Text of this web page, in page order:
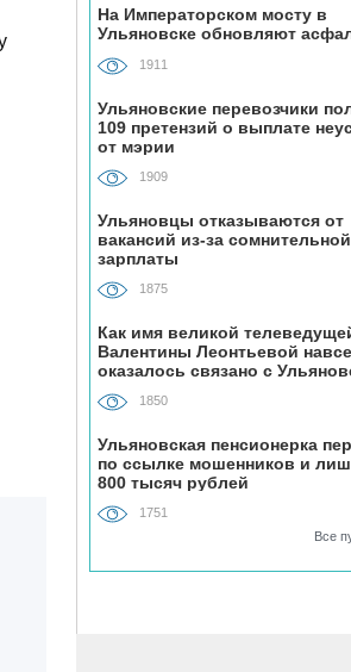
07.08, 19:56
На участке проспекта Гая в
Ульяновске запретили остановку
07.08, 19:30
В «Молодёжном» парке
площадку
07.08, 18:43
благоустраивают место
захоронения
07.08, 18:00
До +34 градусов раскалится
Ульяновской области в субботу
07.08, 17:35
на спорт и здоровый образ
На Императорском мосту в
Ульяновске обновляют
1911
Ульяновские перевозчики
109 претензий о выплате
от мэрии
1909
Ульяновцы отказываются от
вакансий из-за сомнительной
зарплаты
1875
Как имя великой
Валентины Леонтьевой
оказалось связано с
областью
1850
Ульяновская пенсионерка
по ссылке мошенников и
800 тысяч рублей
1751
Все